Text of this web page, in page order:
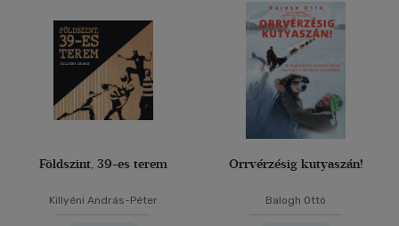
Földszint, 39-es terem
Killyéni András-Péter
Orrvérzésig kutyaszán!
Balogh Ottó